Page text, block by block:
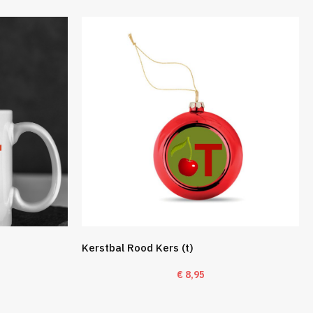
Kerstbal Rood Kers (t)
€8,95